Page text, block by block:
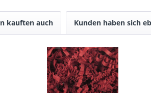
kauften auch Kunden haben sich